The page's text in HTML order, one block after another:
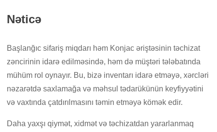
Nəticə
Başlanğıc sifariş miqdarı həm Konjac əriştəsinin təchizat
zəncirinin idarə edilməsində, həm də müştəri tələbatında
mühüm rol oynayır. Bu, bizə inventarı idarə etməyə, xərcləri
nəzarətdə saxlamağa və məhsul tədarükünün keyfiyyətini
və vaxtında çatdırılmasını təmin etməyə kömək edir.
Daha yaxşı qiymət, xidmət və təchizatdan yararlanmaq